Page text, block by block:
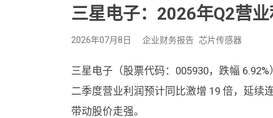
三星电子：2026年Q2营
2026年07月8日 企业财务报告 芯片传感器
三星电子（股票代码：005930，跌幅
二季度营业利润预计同比激增 19 倍，延续
带动股价走强。